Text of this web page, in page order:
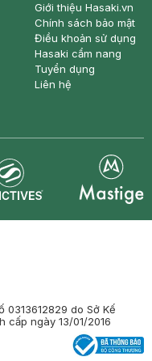
Giới thiệu Hasaki.vn
Chính sách bảo mật
Điều khoản sử dụng
Hasaki cẩm nang
Tuyển dụng
Liên hệ
do Sở Kế
cấp ngày 13/01/2016